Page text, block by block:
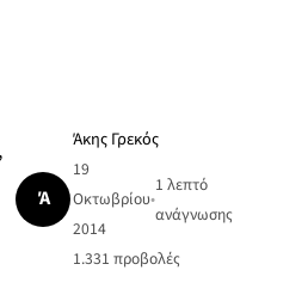
Ά
Άκης Γρεκός
19
Οκτωβρίου
2014
•
1 λεπτό
ανάγνωσης
1.331 προβολές